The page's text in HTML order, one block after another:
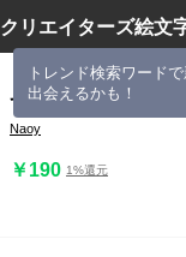
クリエイターズ絵文
トレンド検索ワード
出会えるかも！
ずっと使える☆大人
Naoy
￥190 1%還元